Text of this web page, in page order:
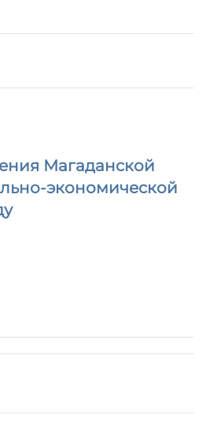
Магаданской
экономической